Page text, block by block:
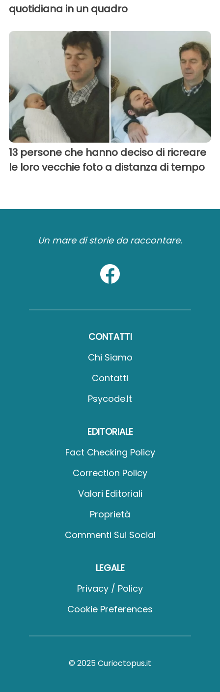
quotidiana in un quadro
13 persone che hanno deciso di ricreare
le loro vecchie foto a distanza di tempo
Un mare di storie da raccontare.
CONTATTI
Chi Siamo
Contatti
Psycode.it
EDITORIALE
Fact Checking Policy
Correction Policy
Valori Editoriali
Proprietà
Commenti Sui Social
LEGALE
Privacy / Policy
Cookie Preferences
© 2025 Curioctopus.it